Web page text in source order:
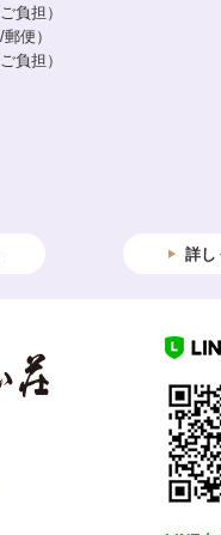
負担）
便）
負担）
詳し